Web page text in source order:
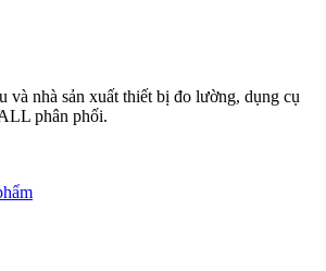
và nhà sản xuất thiết bị đo lường, dụng cụ
phân phối.